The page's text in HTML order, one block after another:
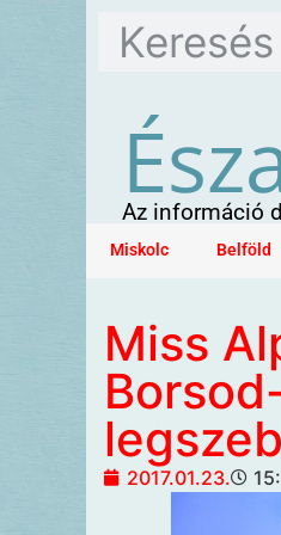
Az információ
Miskolc Belföld
Miss
2017.01.23.